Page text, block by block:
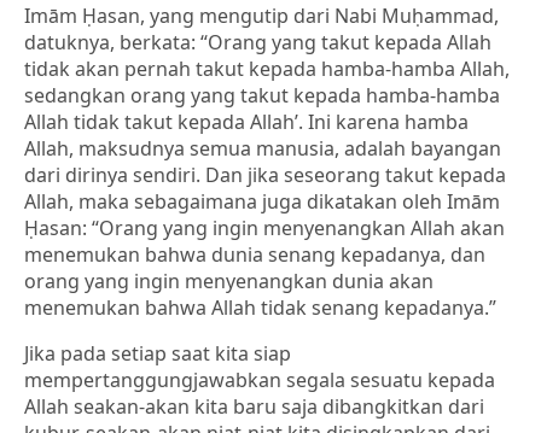
Imām Ḥasan, yang mengutip dari Nabi Muḥammad,
datuknya, berkata: “Orang yang takut kepada Allah
tidak akan pernah takut kepada hamba-hamba Allah,
sedangkan orang yang takut kepada hamba-hamba
Allah tidak takut kepada Allah’. Ini karena hamba
Allah, maksudnya semua manusia, adalah bayangan
dari dirinya sendiri. Dan jika seseorang takut kepada
Allah, maka sebagaimana juga dikatakan oleh Imām
Ḥasan: “Orang yang ingin menyenangkan Allah akan
menemukan bahwa dunia senang kepadanya, dan
orang yang ingin menyenangkan dunia akan
menemukan bahwa Allah tidak senang kepadanya.”
Jika pada setiap saat kita siap
mempertanggungjawabkan segala sesuatu kepada
Allah seakan-akan kita baru saja dibangkitkan dari